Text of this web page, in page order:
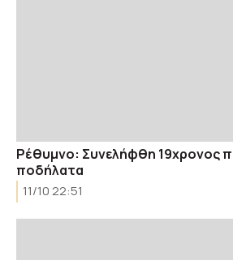
Ρέθυμνο: Συνελήφθη 19χρονος
ποδήλατα
11/10 22:51